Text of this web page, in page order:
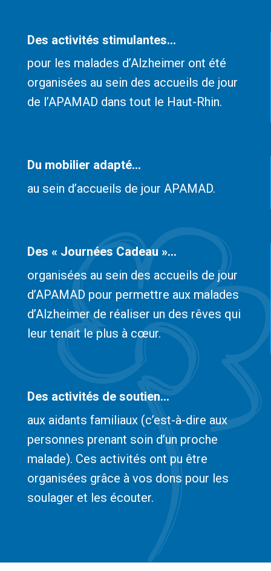
Des activités stimulantes...
pour les malades d’Alzheimer ont été
organisées au sein des accueils de jour
de l’APAMAD dans tout le Haut-Rhin.
Du mobilier adapté...
au sein d’accueils de jour APAMAD.
Des « Journées Cadeau »...
organisées au sein des accueils de jour
d’APAMAD pour permettre aux malades
d’Alzheimer de réaliser un des rêves qui
leur tenait le plus à cœur.
Des activités de soutien...
aux aidants familiaux (c’est-à-dire aux
personnes prenant soin d’un proche
malade). Ces activités ont pu être
organisées grâce à vos dons pour les
soulager et les écouter.